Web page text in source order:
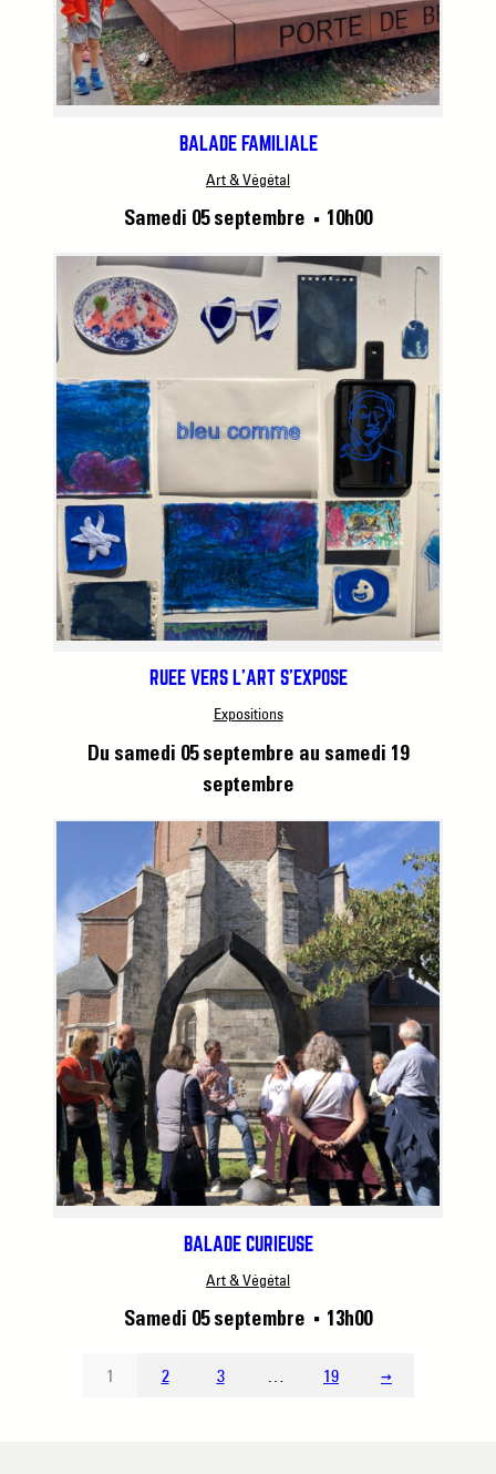
BALADE FAMILIALE
Art & Végétal
Samedi 05 septembre ■ 10h00
RUÉE VERS L’ART S’EXPOSE
Expositions
Du samedi 05 septembre au samedi 19
septembre
BALADE CURIEUSE
Art & Végétal
Samedi 05 septembre ■ 13h00
1 2 3 … 19 →